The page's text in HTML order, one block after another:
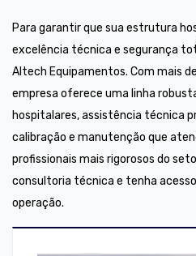
Para garantir que sua estrutura
excelência técnica e segurança
Altech Equipamentos. Com mais
empresa oferece uma linha
hospitalares, assistência técnica
calibração e manutenção que
profissionais mais rigorosos do
consultoria técnica e tenha
operação.